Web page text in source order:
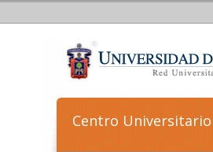
Centro Universitario